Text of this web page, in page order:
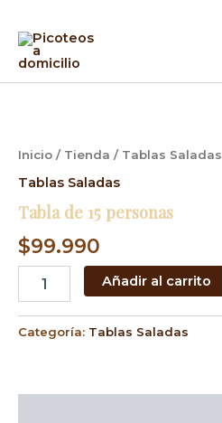
contenido
Inicio / Tienda / Tablas Saladas
Tablas Saladas
Tabla de 15 personas
$99.990
personas
cantidad
Añadir al carrito
Categoría: Tablas Saladas